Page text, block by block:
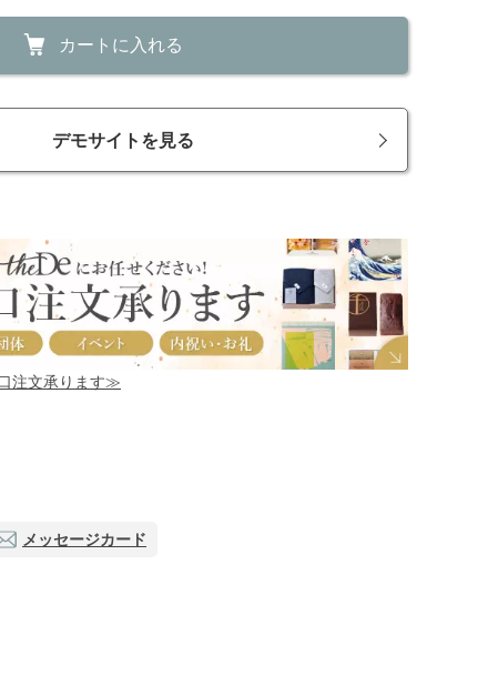
カートに入れる
デモサイトを見る
注文承ります≫
メッセージカード